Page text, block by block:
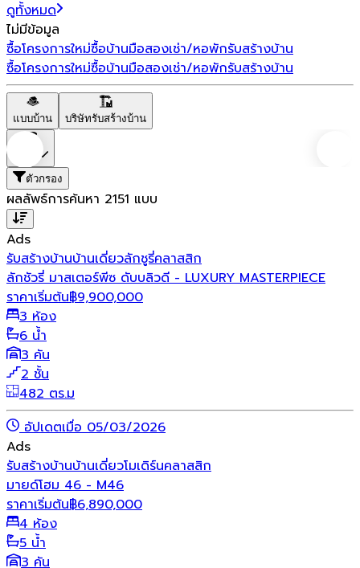
ดูทั้งหมด
ไม่มีข้อมูล
ซื้อโครงการใหม่ซื้อบ้านมือสองเช่า/หอพักรับสร้างบ้าน
ซื้อโครงการใหม่ซื้อบ้านมือสองเช่า/หอพักรับสร้างบ้าน
แบบบ้าน บริษัทรับสร้างบ้าน
ตัวกรอง
ผลลัพธ์การค้นหา 2151 แบบ
Ads
รับสร้างบ้านบ้านเดี่ยวลักชูรี่คลาสสิก
ลักชัวรี่ มาสเตอร์พีซ ดับบลิวดี - LUXURY MASTERPIECE
ราคาเริ่มต้น฿9,900,000
3 ห้อง
6 น้ำ
3 คัน
2 ชั้น
482 ตร.ม
อัปเดตเมื่อ 05/03/2026
Ads
รับสร้างบ้านบ้านเดี่ยวโมเดิร์นคลาสสิก
มายด์โฮม 46 - M46
ราคาเริ่มต้น฿6,890,000
4 ห้อง
5 น้ำ
3 คัน